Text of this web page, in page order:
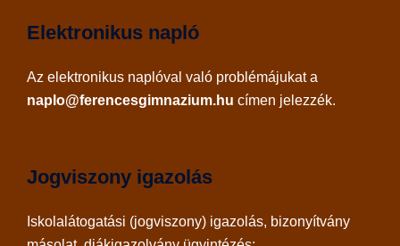
Elektronikus napló
Az elektronikus naplóval való problémájukat a
naplo@ferencesgimnazium.hu címen jelezzék.
Jogviszony igazolás
Iskolalátogatási (jogviszony) igazolás, bizonyítvány